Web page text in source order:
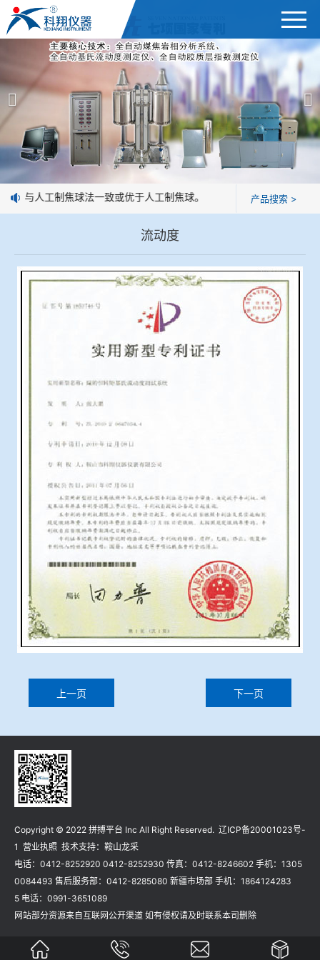
首页
产品展示 ＞
焦炭高温性能检测系统
焦化行业检测及优化配煤设备
球团矿/烧结矿/块矿高温冶金性能检测系统
高炉配吹煤检测设备
冶金渣、保护渣等高温物性检测设备
矿石、焦炭物理检测及制样设备
工业分析、测硫仪等
公司简介
新闻中心
企业业绩
技术交流
标准下载
企业荣誉
状与人工制焦球法一致或优于人工制焦球。 产品搜索 >
流动度
上一页 下一页
Copyright © 2022 拼搏平台 Inc All Right Reserved. 辽ICP备20001023号-
1 营业执照 技术支持： 鞍山龙采
电话：0412-8252920 0412-8252930 传真：0412-8246602 手机：1305
0084493 售后服务部：0412-8285080 新疆市场部 手机：1864124283
5 电话：0991-3651089
网站部分资源来自互联网公开渠道 如有侵权请及时联系本司删除